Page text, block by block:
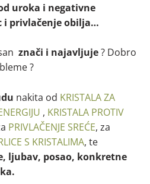
uroka i negativne
i privlačenje obilja…
znači i najavljuje? Dobro
?
nakita od KRISTALA ZA
, KRISTALA PROTIV
PRIVLAČENJE SREĆE, za
S KRISTALIMA, te
ljubav, posao, konkretne